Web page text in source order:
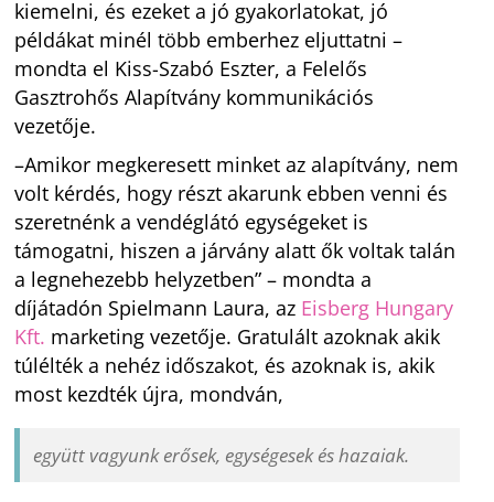
kiemelni, és ezeket a jó gyakorlatokat, jó
példákat minél több emberhez eljuttatni –
mondta el Kiss-Szabó Eszter, a Felelős
Gasztrohős Alapítvány kommunikációs
vezetője.
–Amikor megkeresett minket az alapítvány, nem
volt kérdés, hogy részt akarunk ebben venni és
szeretnénk a vendéglátó egységeket is
támogatni, hiszen a járvány alatt ők voltak talán
a legnehezebb helyzetben” – mondta a
díjátadón Spielmann Laura, az Eisberg Hungary
Kft. marketing vezetője. Gratulált azoknak akik
túlélték a nehéz időszakot, és azoknak is, akik
most kezdték újra, mondván,
együtt vagyunk erősek, egységesek és hazaiak.